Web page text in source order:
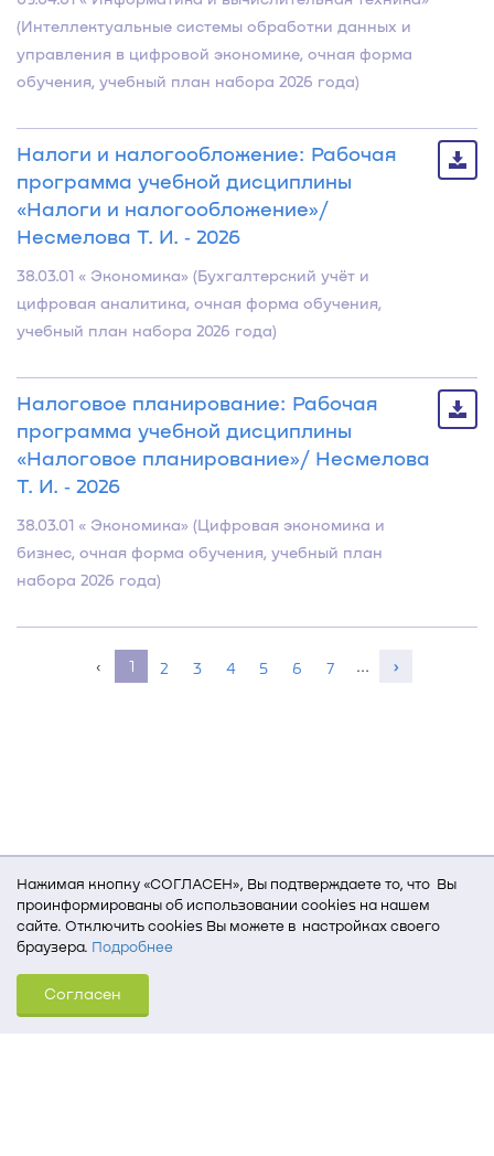
Нажимая кнопку «СОГЛАСЕН», Вы подтверждаете то, что Вы
проинформированы об использовании cookies на нашем
сайте. Отключить cookies Вы можете в настройках своего
браузера. Подробнее
Для того, чтобы мы могли качественно предоставить Вам
услуги, мы используем cookies, которые сохраняются
на Вашем компьютере (Сведения о местоположении; ip-адрес;
Согласен
(Интеллектуальные системы обработки данных и
управления в цифровой экономике, очная форма
обучения, учебный план набора 2026 года)
Налоги и налогообложение: Рабочая
программа учебной дисциплины
«Налоги и налогообложение»/
Несмелова Т. И. ‐ 2026
38.03.01 « Экономика» (Бухгалтерский учёт и
цифровая аналитика, очная форма обучения,
учебный план набора 2026 года)
Налоговое планирование: Рабочая
программа учебной дисциплины
«Налоговое планирование»/ Несмелова
Т. И. ‐ 2026
38.03.01 « Экономика» (Цифровая экономика и
бизнес, очная форма обучения, учебный план
набора 2026 года)
‹ 1 2 3 4 5 6 7 … ›